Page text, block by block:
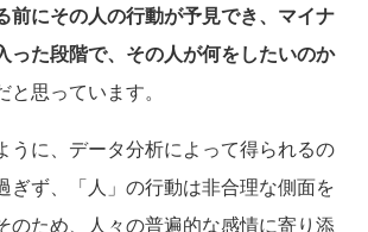
前にその人の行動が予見でき、マイナ
った段階で、その人が何をしたいのか
と思っています。
うに、データ分析によって得られるの
ぎず、「人」の行動は非合理な側面を
のため、人々の普遍的な感情に寄り添